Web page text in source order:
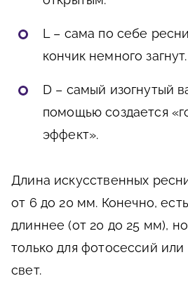
L – сама по себе
кончик немного загнут.
D – самый изогнутый
помощью создается
эффект».
Длина искусственных
от 6 до 20 мм. Конечно,
длиннее (от 20 до 25 мм),
только для фотосессий
свет.